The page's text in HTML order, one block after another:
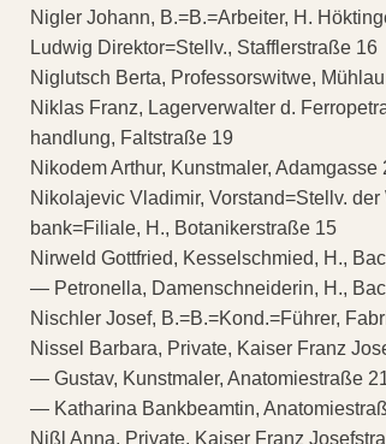
Nigler Johann, B.=B.=Arbeiter, H.
Ludwig Direktor=Stellv., Stafflerstraße 16
Niglutsch Berta, Professorswitwe,
Niklas Franz, Lagerverwalter d.
handlung, Faltstraße 19
Nikodem Arthur, Kunstmaler, Adamgasse
Nikolajevic Vladimir, Vorstand=Stellv. der
bank=Filiale, H., Botanikerstraße 15
Nirweld Gottfried, Kesselschmied, H.,
— Petronella, Damenschneiderin, H.,
Nischler Josef, B.=B.=Kond.=Führer,
Nissel Barbara, Private, Kaiser Franz
— Gustav, Kunstmaler, Anatomiestraße
— Katharina Bankbeamtin,
Nißl Anna, Private, Kaiser Franz